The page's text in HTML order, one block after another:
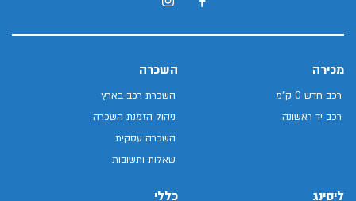
מכירה
רכב חדש 0 ק"מ
רכב יד ראשונה
השכרה
השכרת רכב בארץ
ניהול הזמנת השכרה
השכרה עסקית
שאלות ותשובות
ליסינג כללי